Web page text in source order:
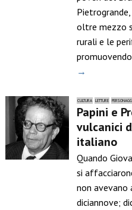
oltre mezzo
rurali e le
→
CULTURA LETTURE
Papini e
vulcanici
italiano
Quando
si
non avevano
diciannove;